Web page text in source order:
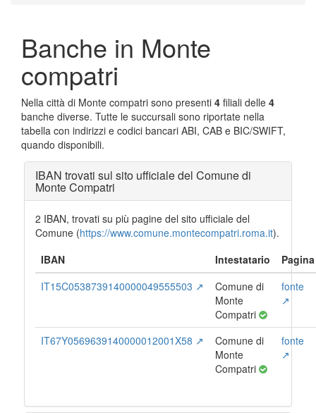
Banche in Monte
compatri
Nella città di Monte compatri sono presenti 4 filiali delle 4
banche diverse. Tutte le succursali sono riportate nella
tabella con indirizzi e codici bancari ABI, CAB e BIC/SWIFT,
quando disponibili.
IBAN trovati sul sito ufficiale del Comune di
Monte Compatri
2 IBAN, trovati su più pagine del sito ufficiale del
Comune (https://www.comune.montecompatri.roma.it).
IBAN
Intestatario
Pagina
IT15C0538739140000049555503 ↗
Comune di
Monte
Compatri
fonte
↗
IT67Y0569639140000012001X58 ↗
Comune di
Monte
Compatri
fonte
↗